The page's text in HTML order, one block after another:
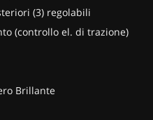
(3) regolabili
(controllo el. di trazione)
Brillante